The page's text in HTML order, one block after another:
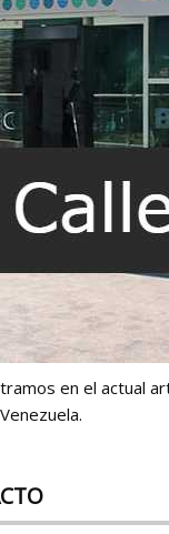
en el actual